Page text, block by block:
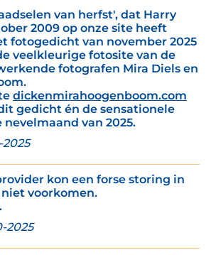
van herfst', dat Harry
2009 op onze site heeft
fotogedicht van november 2025
veelkleurige fotosite van de
fotografen Mira Diels en
dickenmirahoogenboom.com
gedicht én de sensationele
van 2025.
2025
kon een forse storing in
voorkomen.
2025